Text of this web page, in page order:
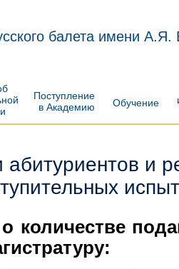
балета имени А.Я.
Поступление
в Академию
Обучение
абитуриентов и
количестве